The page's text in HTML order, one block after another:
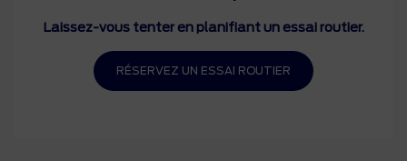
Laissez-vous tenter en planifiant un essai routier.
RÉSERVEZ UN ESSAI ROUTIER